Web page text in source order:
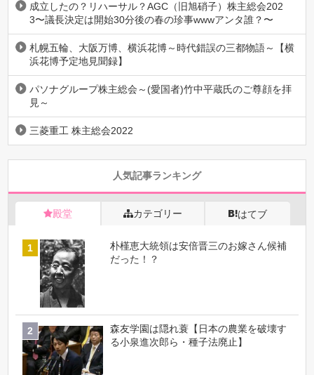
成立したの？リハーサル？AGC（旧旭硝子）株主総会202
3〜議長決定は開始30分後の春の珍事wwwアンタ誰？〜
札幌五輪、大阪万博、横浜花博～時代錯誤の三都物語～【横
浜花博予定地見聞録】
パソナグループ株主総会～(愛国者)竹中平蔵氏のご尊顔を拝
見～
三菱重工 株主総会2022
人気記事ランキング
殿堂 カテゴリー はてブ
朴槿恵大統領は安倍晋三のお嫁さん候補
だった！？
森友学園は隠れ蓑【日本の農業を破壊す
る小泉進次郎ら・種子法廃止】